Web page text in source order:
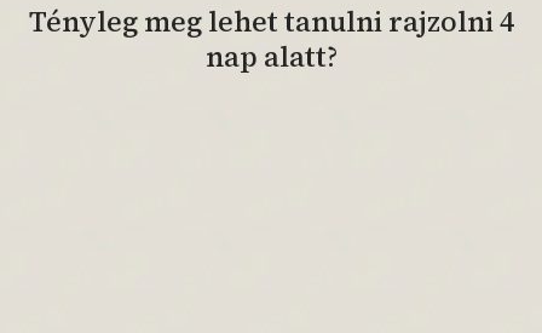
Tényleg meg lehet tanulni rajzolni 4
nap alatt?